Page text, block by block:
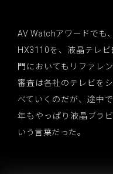
AV Watchアワードでも
HX3110を、液晶テレ
門においてもリファレ
審査は各社のテレビを
べていくのだが、途中
年もやっぱり液晶ブラ
いう言葉だった。